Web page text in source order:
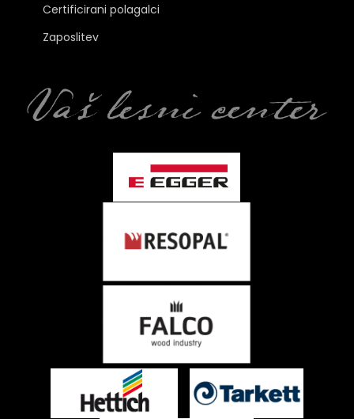
Certificirani polagalci
Zaposlitev